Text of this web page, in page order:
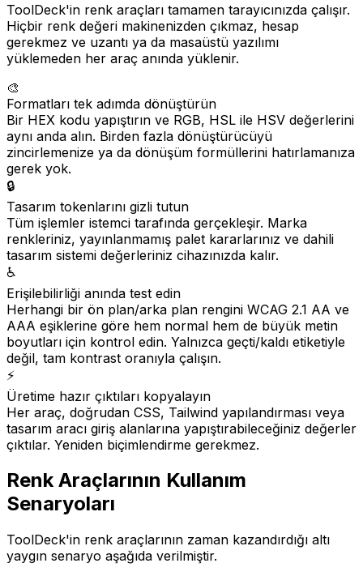
ToolDeck'in renk araçları tamamen tarayıcınızda çalışır.
Hiçbir renk değeri makinenizden çıkmaz, hesap
gerekmez ve uzantı ya da masaüstü yazılımı
yüklemeden her araç anında yüklenir.
🎨
Formatları tek adımda dönüştürün
Bir HEX kodu yapıştırın ve RGB, HSL ile HSV değerlerini
aynı anda alın. Birden fazla dönüştürücüyü
zincirlemenize ya da dönüşüm formüllerini hatırlamanıza
gerek yok.
🔒
Tasarım tokenlarını gizli tutun
Tüm işlemler istemci tarafında gerçekleşir. Marka
renkleriniz, yayınlanmamış palet kararlarınız ve dahili
tasarım sistemi değerleriniz cihazınızda kalır.
♿
Erişilebilirliği anında test edin
Herhangi bir ön plan/arka plan rengini WCAG 2.1 AA ve
AAA eşiklerine göre hem normal hem de büyük metin
boyutları için kontrol edin. Yalnızca geçti/kaldı etiketiyle
değil, tam kontrast oranıyla çalışın.
⚡
Üretime hazır çıktıları kopyalayın
Her araç, doğrudan CSS, Tailwind yapılandırması veya
tasarım aracı giriş alanlarına yapıştırabileceğiniz değerler
çıktılar. Yeniden biçimlendirme gerekmez.
Renk Araçlarının Kullanım
Senaryoları
ToolDeck'in renk araçlarının zaman kazandırdığı altı
yaygın senaryo aşağıda verilmiştir.